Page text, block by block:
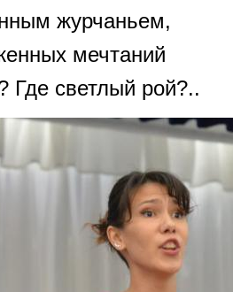
журчаньем,
мечтаний
Где светлый рой?..